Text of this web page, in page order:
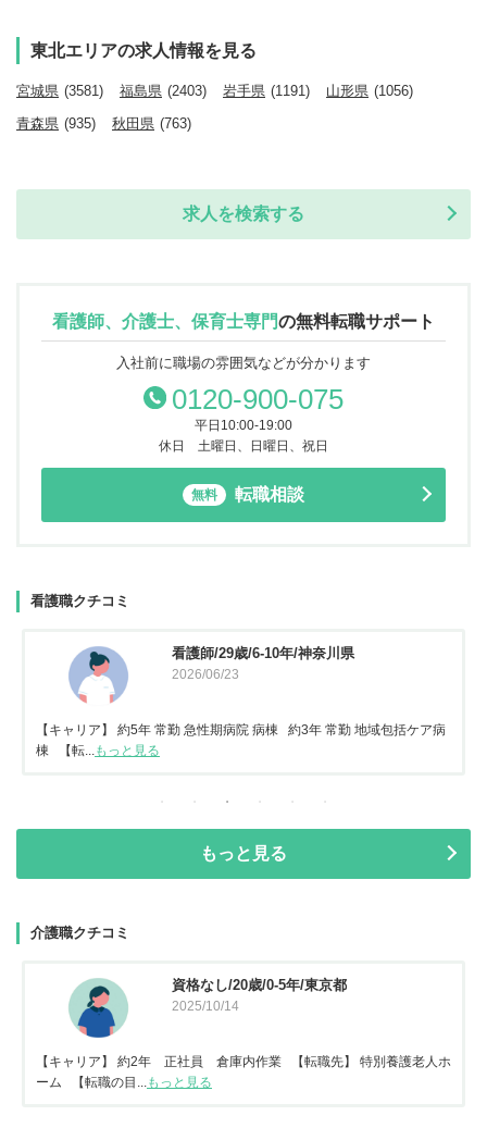
東北エリアの求人情報を見る
宮城県 (3581) 福島県 (2403) 岩手県 (1191) 山形県 (1056)
青森県 (935) 秋田県 (763)
求人を検索する
看護師、介護士、保育士専門の無料転職サポート
入社前に職場の雰囲気などが分かります
0120-900-075
平日10:00-19:00
休日 土曜日、日曜日、祝日
無料 転職相談
看護職クチコミ
看護師/29歳/6-10年/神奈川県
2026/06/23
【キャリア】 約5年 常勤 急性期病院 病棟 約3年 常勤 地域包括ケア病
棟 【転...もっと見る
もっと見る
介護職クチコミ
資格なし/20歳/0-5年/東京都
2025/10/14
【キャリア】 約2年 正社員 倉庫内作業 【転職先】 特別養護老人ホ
ーム 【転職の目...
もっと見る